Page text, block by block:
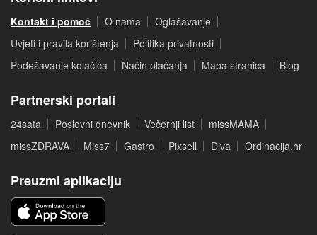
Kontakt i pomoć O nama
Oglašavanje
Uvjeti i pravila korištenja
Politika privatnosti
Podešavanje kolačića
Način plaćanja Mapa stranica Blog
Partnerski portali
24sata Poslovni dnevnik Večernji list
missMAMA
missZDRAVA
Miss7 Gastro Pixsell Diva Ordinacija.hr
Preuzmi aplikaciju